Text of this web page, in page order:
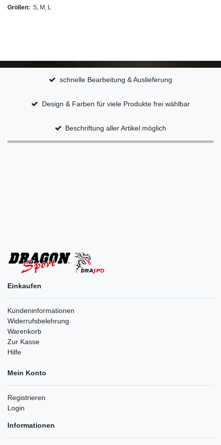
Größen: S, M, L
schnelle Bearbeitung & Auslieferung
Design & Farben für viele Produkte frei wählbar
Beschriftung aller Artikel möglich
Einkaufen
Kundeninformationen
Widerrufsbelehrung
Warenkorb
Zur Kasse
Hilfe
Mein Konto
Registrieren
Login
Informationen